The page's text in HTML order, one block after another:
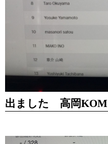
出ました 高岡KOM